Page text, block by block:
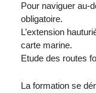
Pour naviguer au-
obligatoire.
L’extension
carte marine.
Etude des routes
La formation se